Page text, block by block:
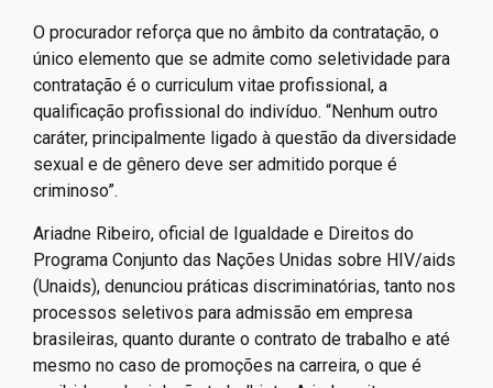
O procurador reforça que no âmbito da contratação, o
único elemento que se admite como seletividade para
contratação é o curriculum vitae profissional, a
qualificação profissional do indivíduo. “Nenhum outro
caráter, principalmente ligado à questão da diversidade
sexual e de gênero deve ser admitido porque é
criminoso”.
Ariadne Ribeiro, oficial de Igualdade e Direitos do
Programa Conjunto das Nações Unidas sobre HIV/aids
(Unaids), denunciou práticas discriminatórias, tanto nos
processos seletivos para admissão em empresa
brasileiras, quanto durante o contrato de trabalho e até
mesmo no caso de promoções na carreira, o que é